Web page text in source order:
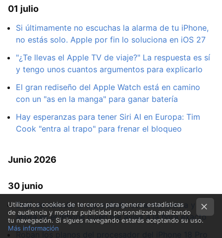
01 julio
Si últimamente no escuchas la alarma de tu iPhone,
no estás solo. Apple por fin lo soluciona en iOS 27
"¿Te llevas el Apple TV de viaje?" La respuesta es sí
y tengo unos cuantos argumentos para explicarlo
El gran rediseño del Apple Watch está en camino
con un "as en la manga" para ganar batería
Hay esperanzas para tener Siri AI en Europa: Tim
Cook "entra al trapo" para frenar el bloqueo
Junio 2026
30 junio
Dejé de calcular a ojo cuándo echarme crema y
ahora es el iPhone quien me avisa a la hora exacto
Utilizamos cookies de terceros para generar estadísticas
de audiencia y mostrar publicidad personalizada analizando
tu navegación. Si sigues navegando estarás aceptando su uso.
Más información